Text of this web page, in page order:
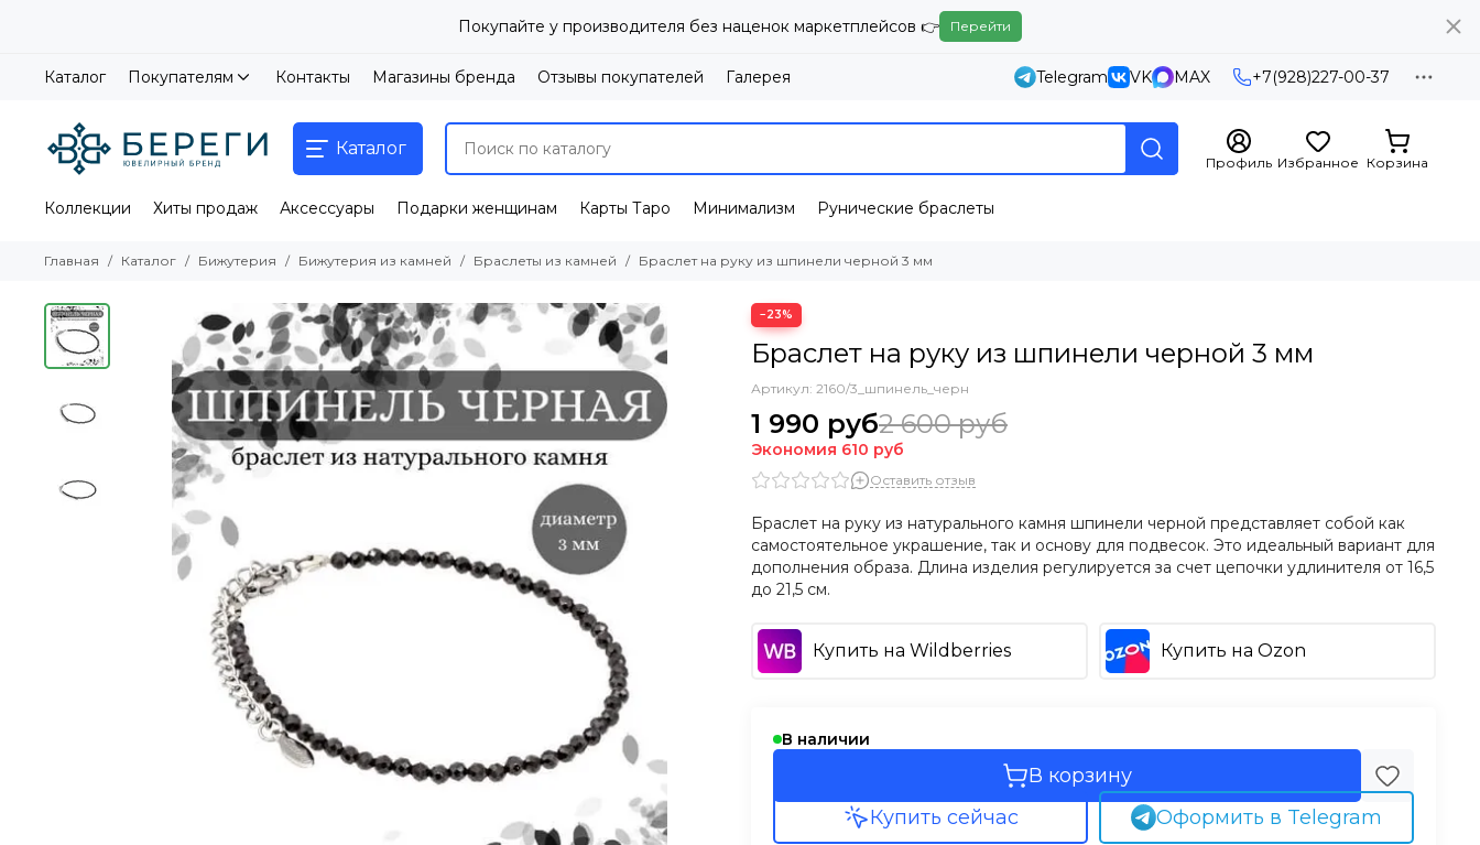
Покупайте у производителя без наценок маркетплейсов 👉 Перейти
Каталог Покупателям Контакты Магазины бренда Отзывы покупателей Галерея Telegram VK MAX +7(928)227-00-37
Каталог
Профиль Избранное Корзина
Коллекции Хиты продаж Аксессуары Подарки женщинам Карты Таро Минимализм Рунические браслеты
Главная Каталог Бижутерия Бижутерия из камней Браслеты из камней Браслет на руку из шпинели черной 3 мм
−23%
Браслет на руку из шпинели черной 3 мм
Артикул: 2160/3_шпинель_черн
1 990 руб2 600 руб
Экономия 610 руб
Оставить отзыв
Браслет на руку из натурального камня шпинели черной представляет собой как
самостоятельное украшение, так и основу для подвесок. Это идеальный вариант для
дополнения образа. Длина изделия регулируется за счет цепочки удлинителя от 16,5
до 21,5 см.
Купить на Wildberries Купить на Ozon
В наличии
В корзину
Оформить в Telegram
Купить сейчас